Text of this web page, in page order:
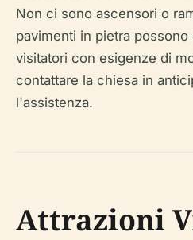
Non ci sono ascensori o
pavimenti in pietra
visitatori con esigenze di
contattare la chiesa in
l'assistenza.
Attrazioni